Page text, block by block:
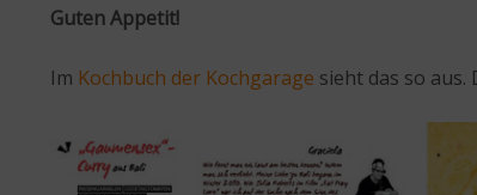
Guten Appetit!
Im Kochbuch der Kochgarage sieht das so